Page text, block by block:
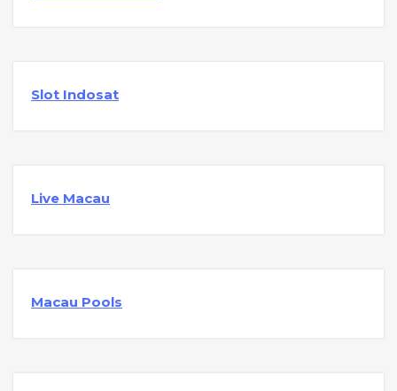
Slot Indosat
Live Macau
Macau Pools